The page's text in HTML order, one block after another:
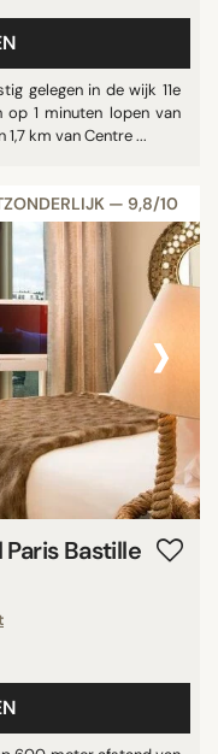
gelegen in de wijk 11e
op 1 minuten lopen van
1,7 km van Centre ...
— 9,8/10
›
Bastille